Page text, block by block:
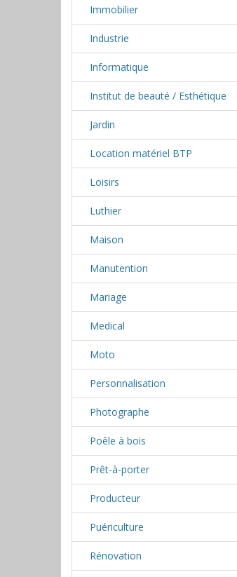
Immobilier
Industrie
Informatique
Institut de beauté / Esthétique
Jardin
Location matériel BTP
Loisirs
Luthier
Maison
Manutention
Mariage
Medical
Moto
Personnalisation
Photographe
Poêle à bois
Prêt-à-porter
Producteur
Puériculture
Rénovation